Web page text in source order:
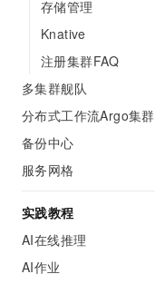
存储管理
Knative
注册集群FAQ
多集群舰队
分布式工作流Argo集群
备份中心
服务网格
实践教程
AI在线推理
AI作业